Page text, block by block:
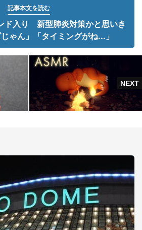
記事本文を読む
ド入り 新型肺炎対策かと思いき
ゃん」「タイミングがね...」